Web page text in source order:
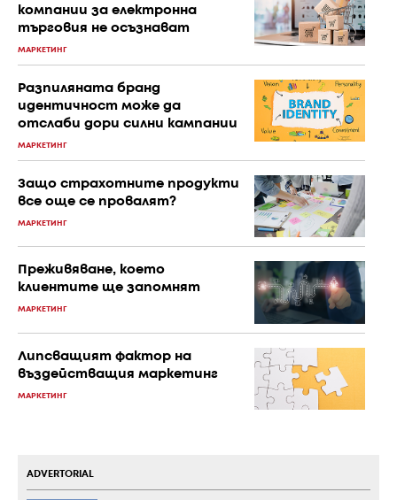
компании за електронна
търговия не осъзнават
МАРКЕТИНГ
Разпиляната бранд
идентичност може да
отслаби дори силни кампании
МАРКЕТИНГ
Защо страхотните продукти
все още се провалят?
МАРКЕТИНГ
Преживяване, което
клиентите ще запомнят
МАРКЕТИНГ
Липсващият фактор на
въздействащия маркетинг
МАРКЕТИНГ
ADVERTORIAL